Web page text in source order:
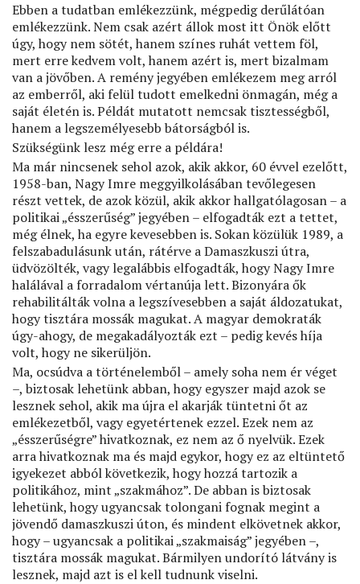
Ebben a tudatban emlékezzünk, mégpedig derűlátóan
emlékezzünk. Nem csak azért állok most itt Önök előtt
úgy, hogy nem sötét, hanem színes ruhát vettem föl,
mert erre kedvem volt, hanem azért is, mert bizalmam
van a jövőben. A remény jegyében emlékezem meg arról
az emberről, aki felül tudott emelkedni önmagán, még a
saját életén is. Példát mutatott nemcsak tisztességből,
hanem a legszemélyesebb bátorságból is.
Szükségünk lesz még erre a példára!
Ma már nincsenek sehol azok, akik akkor, 60 évvel ezelőtt,
1958-ban, Nagy Imre meggyilkolásában tevőlegesen
részt vettek, de azok közül, akik akkor hallgatólagosan – a
politikai „ésszerűség” jegyében – elfogadták ezt a tettet,
még élnek, ha egyre kevesebben is. Sokan közülük 1989, a
felszabadulásunk után, rátérve a Damaszkuszi útra,
üdvözölték, vagy legalábbis elfogadták, hogy Nagy Imre
halálával a forradalom vértanúja lett. Bizonyára ők
rehabilitálták volna a legszívesebben a saját áldozatukat,
hogy tisztára mossák magukat. A magyar demokraták
úgy-ahogy, de megakadályozták ezt – pedig kevés híja
volt, hogy ne sikerüljön.
Ma, ocsúdva a történelemből – amely soha nem ér véget
–, biztosak lehetünk abban, hogy egyszer majd azok se
lesznek sehol, akik ma újra el akarják tüntetni őt az
emlékezetből, vagy egyetértenek ezzel. Ezek nem az
„ésszerűségre” hivatkoznak, ez nem az ő nyelvük. Ezek
arra hivatkoznak ma és majd egykor, hogy ez az eltüntető
igyekezet abból következik, hogy hozzá tartozik a
politikához, mint „szakmához”. De abban is biztosak
lehetünk, hogy ugyancsak tolongani fognak megint a
jövendő damaszkuszi úton, és mindent elkövetnek akkor,
hogy – ugyancsak a politikai „szakmaiság” jegyében –,
tisztára mossák magukat. Bármilyen undorító látvány is
lesznek, majd azt is el kell tudnunk viselni.